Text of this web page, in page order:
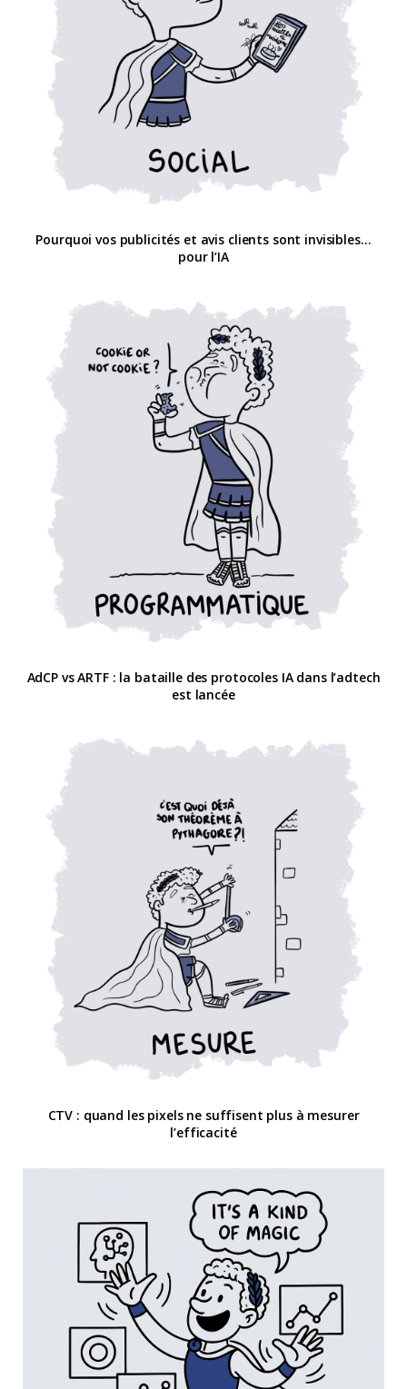
Pourquoi vos publicités et avis clients sont invisibles…
pour l’IA
AdCP vs ARTF : la bataille des protocoles IA dans l’adtech
est lancée
CTV : quand les pixels ne suffisent plus à mesurer
l’efficacité